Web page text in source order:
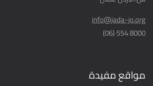
info@jada-jo.org
8000 554 (06)
مواقع مفيدة